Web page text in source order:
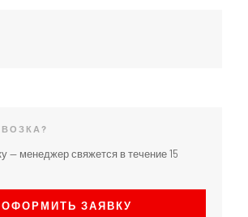
— менеджер свяжется в течение 15
ОФОРМИТЬ ЗАЯВКУ